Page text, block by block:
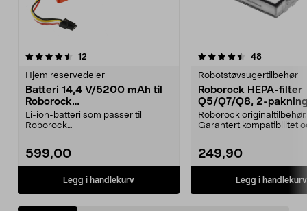
12
Hjem reservedeler
Batteri 14,4 V/5200 mAh til
Roborock
S5/S6/S7/S8/Q7/E4/E5
Li-ion-batteri som passer til
Roborock
599,00
Legg i handlekurv
4.5 av 5 stjerner 48
Robotstøvsugertilbehør
Roborock HEPA-filter
Q5/Q7/Q8, 2-pakning
Roborock originaltilbehør.
Garantert kompatibilitet
249,90
Legg i handlekurv
3.0 av 5 stjerner